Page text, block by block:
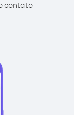
contato